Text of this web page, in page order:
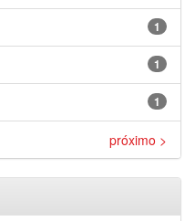
1
1
1
próximo >